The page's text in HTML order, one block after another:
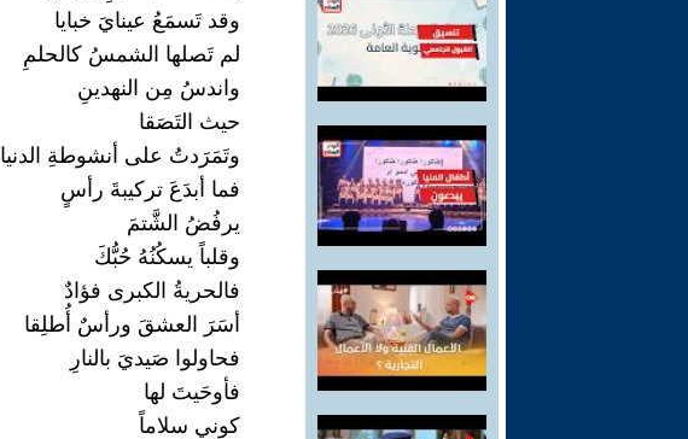
وقد تَسمَعُ عينايَ خبايا
لم تَصلها الشمسُ كالحلمِ
واندسُ مِن النهدينِ
حيث التَصَقا
وتَمَرَدتُ على أنشوطةِ الدنيا
فما أبدَعَ تركيبةَ رأسٍ
يرفُضُ الشَّتمَ
وقلباً يسكُنُهُ حُبُّكَ
فالحريةُ الكبرى فؤادٌ
أسَرَ العشقَ ورأسٌ أُطلِقا
فحاولوا صَيديَ بالنارِ
فأوحَيتَ لها
كوني سلاماً